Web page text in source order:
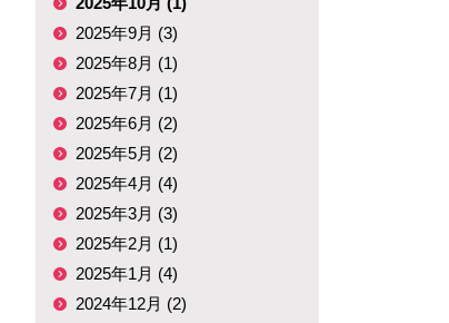
2025年9月 (3)
2025年8月 (1)
2025年7月 (1)
2025年6月 (2)
2025年5月 (2)
2025年4月 (4)
2025年3月 (3)
2025年2月 (1)
2025年1月 (4)
2024年12月 (2)